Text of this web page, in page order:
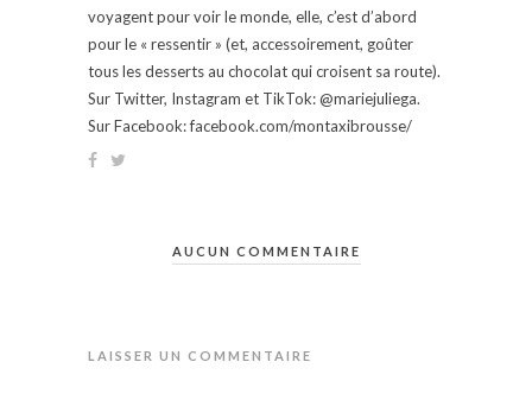
voyagent pour voir le monde, elle, c’est d’abord
pour le « ressentir » (et, accessoirement, goûter
tous les desserts au chocolat qui croisent sa route).
Sur Twitter, Instagram et TikTok: @mariejuliega.
Sur Facebook: facebook.com/montaxibrousse/
AUCUN COMMENTAIRE
LAISSER UN COMMENTAIRE